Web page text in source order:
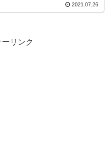
2021.07.26
リンク